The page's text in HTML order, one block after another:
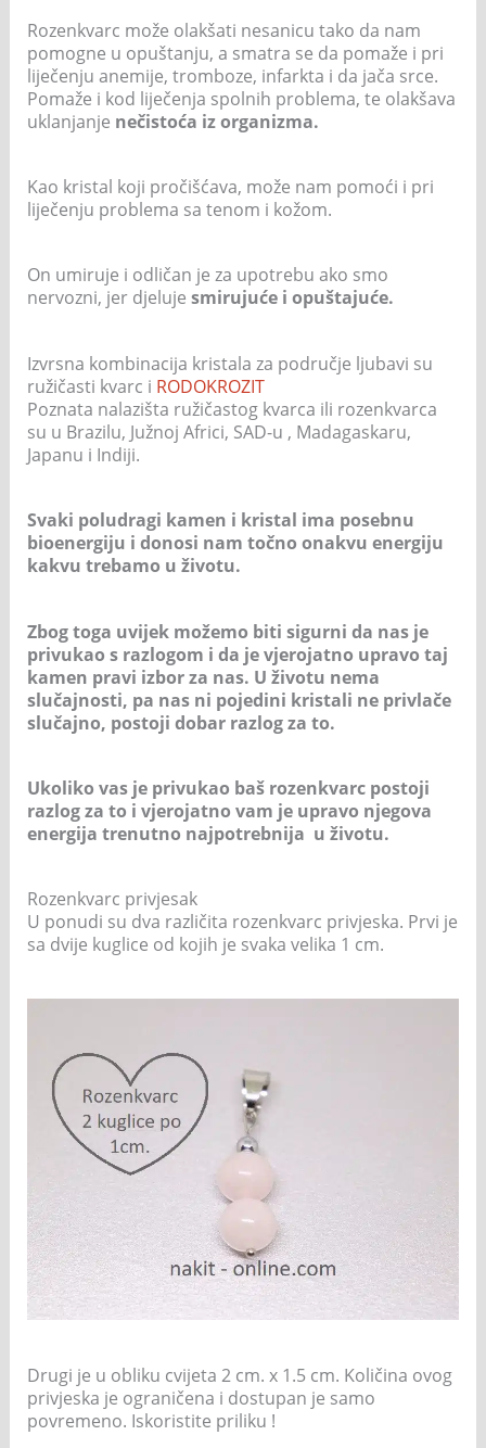
Rozenkvarc može olakšati nesanicu tako da nam
pomogne u opuštanju, a smatra se da pomaže i pri
liječenju anemije, tromboze, infarkta i da jača srce.
Pomaže i kod liječenja spolnih problema, te olakšava
uklanjanje nečistoća iz organizma.
Kao kristal koji pročišćava, može nam pomoći i pri
liječenju problema sa tenom i kožom.
On umiruje i odličan je za upotrebu ako smo
nervozni, jer djelujesmirujuće i opuštajuće.
Izvrsna kombinacija kristala za područje ljubavi su
ružičasti kvarc i RODOKROZIT
Poznata nalazišta ružičastog kvarca ili rozenkvarca
su u Brazilu, Južnoj Africi, SAD-u , Madagaskaru,
Japanu i Indiji.
Svaki poludragi kamen i kristal ima posebnu
bioenergiju i donosi nam točno onakvu energiju
kakvu trebamo u životu.
Zbog toga uvijek možemo biti sigurni da nas je
privukao s razlogom i da je vjerojatno upravo taj
kamen pravi izbor za nas. U životu nema
slučajnosti, pa nas ni pojedini kristali ne privlače
slučajno, postoji dobar razlog za to.
Ukoliko vas je privukao baš rozenkvarc postoji
razlog za to i vjerojatno vam je upravo njegova
energija trenutno najpotrebnija u životu.
Rozenkvarc privjesak
U ponudi su dva različita rozenkvarc privjeska. Prvi je
sa dvije kuglice od kojih je svaka velika 1 cm.
Drugi je u obliku cvijeta 2 cm. x 1.5 cm. Količina ovog
privjeska je ograničena i dostupan je samo
povremeno. Iskoristite priliku !